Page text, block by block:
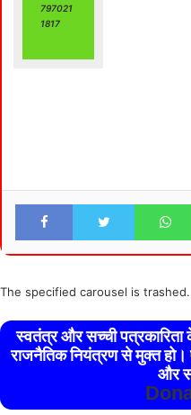
797021
1817
Facebook Twitter
The specified carousel is trashed.
स्वतंत्र और सच्ची पत्रकारिता
राजनैतिक नियंत्रण से मुक्त
और